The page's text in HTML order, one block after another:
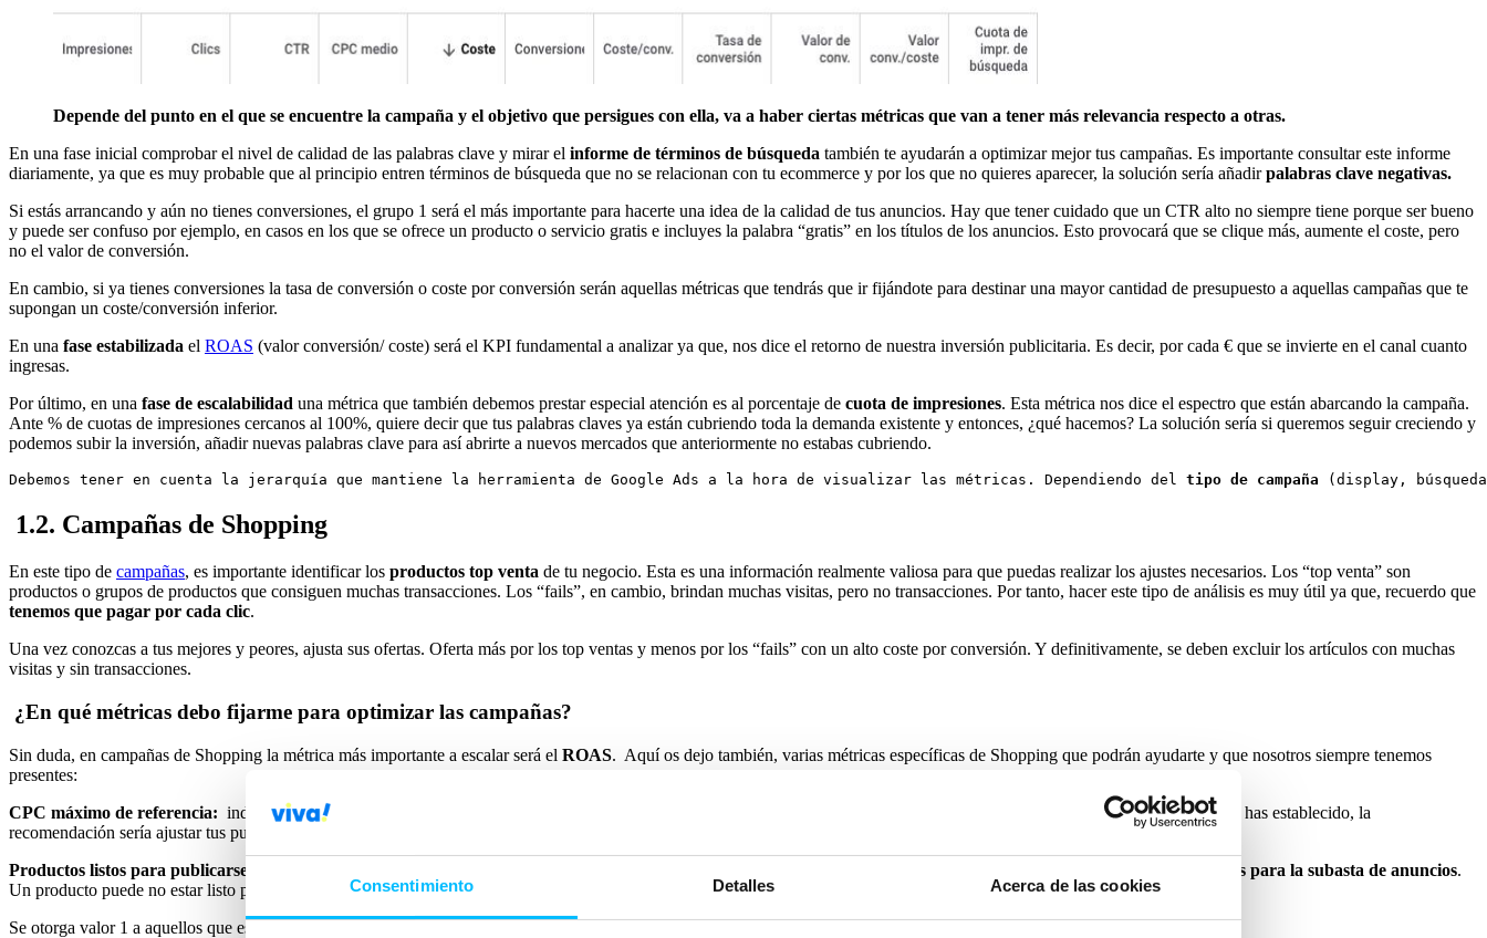
Consentimiento Detalles Acerca de las cookies
Depende del punto en el que se encuentre la campaña y el objetivo que persigues con ella, va a haber ciertas métricas que van a tener más relevancia respecto a otras.
En una fase inicial comprobar el nivel de calidad de las palabras clave y mirar el informe de términos de búsqueda también te ayudarán a optimizar mejor tus campañas. Es importante consultar este informe
diariamente, ya que es muy probable que al principio entren términos de búsqueda que no se relacionan con tu ecommerce y por los que no quieres aparecer, la solución sería añadirpalabras clave negativas.
Si estás arrancando y aún no tienes conversiones, el grupo 1 será el más importante para hacerte una idea de la calidad de tus anuncios. Hay que tener cuidado que un CTR alto no siempre tiene porque ser bueno
y puede ser confuso por ejemplo, en casos en los que se ofrece un producto o servicio gratis e incluyes la palabra “gratis” en los títulos de los anuncios. Esto provocará que se clique más, aumente el coste, pero
no el valor de conversión.
En cambio, si ya tienes conversiones la tasa de conversión o coste por conversión serán aquellas métricas que tendrás que ir fijándote para destinar una mayor cantidad de presupuesto a aquellas campañas que te
supongan un coste/conversión inferior.
En una fase estabilizada el ROAS (valor conversión/ coste) será el KPI fundamental a analizar ya que, nos dice el retorno de nuestra inversión publicitaria. Es decir, por cada € que se invierte en el canal cuanto
ingresas.
Por último, en una fase de escalabilidad una métrica que también debemos prestar especial atención es al porcentaje de cuota de impresiones. Esta métrica nos dice el espectro que están abarcando la campaña.
Ante % de cuotas de impresiones cercanos al 100%, quiere decir que tus palabras claves ya están cubriendo toda la demanda existente y entonces, ¿qué hacemos? La solución sería si queremos seguir creciendo y
podemos subir la inversión, añadir nuevas palabras clave para así abrirte a nuevos mercados que anteriormente no estabas cubriendo.
Debemos tener en cuenta la jerarquía que mantiene la herramienta de Google Ads a la hora de visualizar las métricas. Dependiendo del tipo de campaña (display,
1.2. Campañas de Shopping
En este tipo de campañas, es importante identificar los productos top venta de tu negocio. Esta es una información realmente valiosa para que puedas realizar los ajustes necesarios. Los “top venta” son
productos o grupos de productos que consiguen muchas transacciones. Los “fails”, en cambio, brindan muchas visitas, pero no transacciones. Por tanto, hacer este tipo de análisis es muy útil ya que, recuerdo que
tenemos que pagar por cada clic.
Una vez conozcas a tus mejores y peores, ajusta sus ofertas. Oferta más por los top ventas y menos por los “fails” con un alto coste por conversión. Y definitivamente, se deben excluir los artículos con muchas
visitas y sin transacciones.
¿En qué métricas debo fijarme para optimizar las campañas?
Sin duda, en campañas de Shopping la métrica más importante a escalar será el ROAS. Aquí os dejo también, varias métricas específicas de Shopping que podrán ayudarte y que nosotros siempre tenemos
presentes:
CPC máximo de referencia: indica cómo pujan otros anunciantes por productos similares al tuyo. Si esta métrica es
superior o inferior al CPC máximo que has establecido, la
recomendación sería ajustar tus pujas.
Productos listos para publicarse:
aptos para la subasta de anuncios.
Un producto puede no estar listo para publicarse por diferentes motivos: podría haber sido rechazado, estar agotado o estar en un grupo de productos excluido.
Se otorga valor 1 a aquellos que están listos para promocionarse y valor 0 a aquellos que no entrarán a la subasta por no estar aptos.